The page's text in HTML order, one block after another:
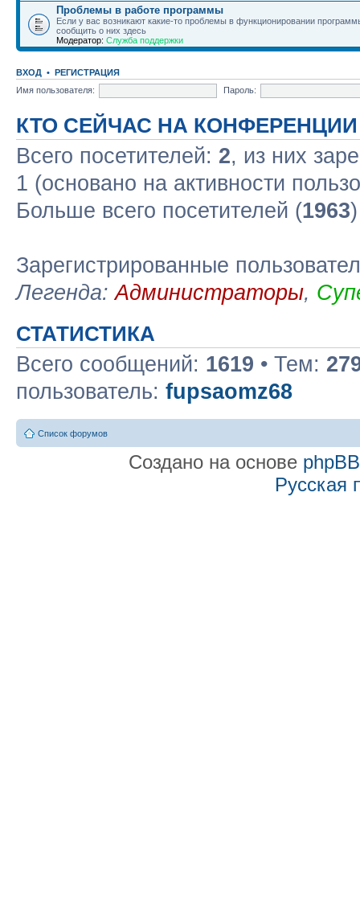
Проблемы в работе программы
Если у вас возникают какие-то проблемы в функционировании
сообщить о них здесь
Модератор: Служба поддержки
ВХОД • РЕГИСТРАЦИЯ
Имя пользователя:
Пароль:
КТО СЕЙЧАС НА КОНФЕРЕНЦИИ
Всего посетителей: 2, из них
1 (основано на активности
Больше всего посетителей (1963
Зарегистрированные
Легенда:Администраторы,
СТАТИСТИКА
Всего сообщений: 1619 • Тем:
пользователь: fupsaomz68
Список форумов
Создано на основе phpBB
Русская